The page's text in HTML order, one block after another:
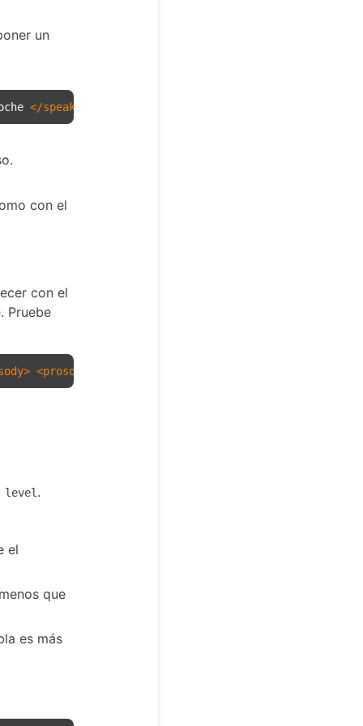
un
</speak
con el
con el
Pruebe
> <prosody
level .
el
que
es más